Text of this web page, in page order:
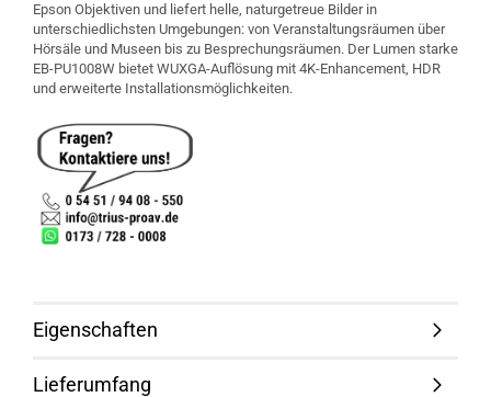
Epson Objektiven und liefert helle, naturgetreue Bilder in
unterschiedlichsten Umgebungen: von Veranstaltungsräumen über
Hörsäle und Museen bis zu Besprechungsräumen. Der Lumen starke
EB-PU1008W bietet WUXGA-Auflösung mit 4K-Enhancement, HDR
und erweiterte Installationsmöglichkeiten.
Eigenschaften
Lieferumfang